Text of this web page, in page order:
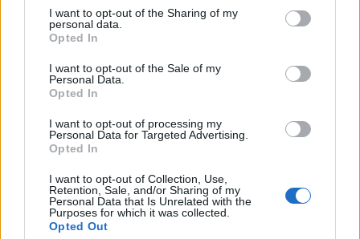
not limited to your visit or usage behaviour. You may click to
grant or deny consent to Google and its third-party tags to
use your data for below specified purposes in below Google
consent section.
I want to opt-out of the Sharing of my
personal data.
Opted In
I want to opt-out of the Sale of my
Personal Data.
Opted In
I want to opt-out of processing my
Personal Data for Targeted Advertising.
Opted In
I want to opt-out of Collection, Use,
Retention, Sale, and/or Sharing of my
Personal Data that Is Unrelated with the
Purposes for which it was collected.
Opted Out
F
a
ce
b
o
o
k
T
w
it
te
r
Pi
te
st
W
at
A
p
p
S
a
Articolo precedente
NOTIZIE RECENTI
Soccorso tra i mega yacht sulla spiaggia di La
Maddalena: cosa è successo